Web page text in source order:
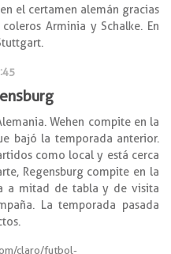
el certamen alemán gracias
Arminia y Schalke. En
Wehen compite en la
bajó la temporada anterior.
como local y está cerca
Regensburg compite en la
a mitad de tabla y de visita
La temporada pasada
claro/futbol-